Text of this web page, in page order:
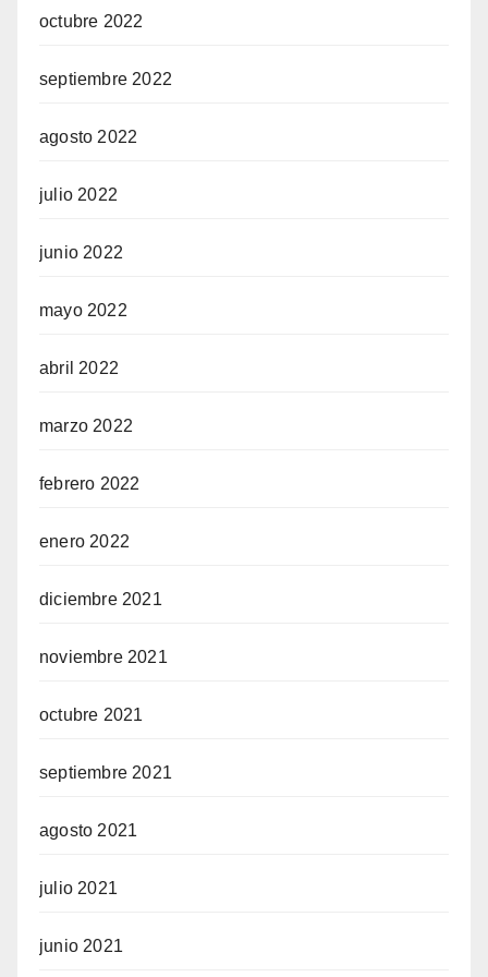
octubre 2022
septiembre 2022
agosto 2022
julio 2022
junio 2022
mayo 2022
abril 2022
marzo 2022
febrero 2022
enero 2022
diciembre 2021
noviembre 2021
octubre 2021
septiembre 2021
agosto 2021
julio 2021
junio 2021